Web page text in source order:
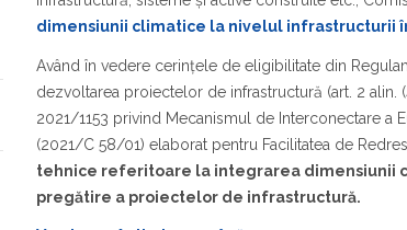
dimensiunii climatice la nivelul infrastructurii
Având în vedere cerinţele de eligibilitate din
dezvoltarea proiectelor de infrastructură (art. 2 alin.
2021/1153 privind Mecanismul de Interconectare a
(2021/C 58/01) elaborat pentru Facilitatea de
tehnice referitoare la integrarea dimensiunii
pregătire a proiectelor de infrastructură.